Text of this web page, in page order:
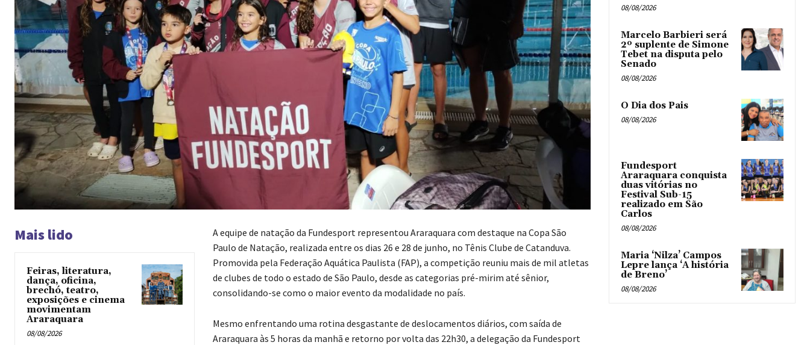
Mais lido
Feiras, literatura,
dança, oficina,
brechó, teatro,
exposições e cinema
movimentam
Araraquara
08/08/2026
A equipe de natação da Fundesport representou Araraquara com destaque na Copa São
Paulo de Natação, realizada entre os dias 26 e 28 de junho, no Tênis Clube de Catanduva.
Promovida pela Federação Aquática Paulista (FAP), a competição reuniu mais de mil atletas
de clubes de todo o estado de São Paulo, desde as categorias pré-mirim até sênior,
consolidando-se como o maior evento da modalidade no país.
Mesmo enfrentando uma rotina desgastante de deslocamentos diários, com saída de
Araraquara às 5 horas da manhã e retorno por volta das 22h30, a delegação da Fundesport
08/08/2026
Marcelo Barbieri será
2º suplente de Simone
Tebet na disputa pelo
Senado
08/08/2026
O Dia dos Pais
08/08/2026
Fundesport
Araraquara conquista
duas vitórias no
Festival Sub-15
realizado em São
Carlos
08/08/2026
Maria ‘Nilza’ Campos
Lepre lança ‘A história
de Breno’
08/08/2026